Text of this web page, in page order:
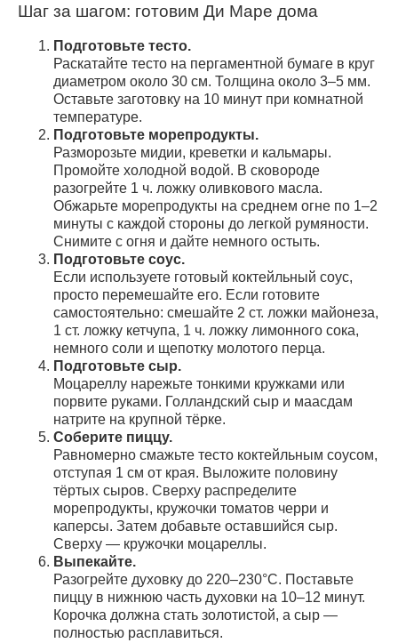
Шаг за шагом: готовим Ди Маре дома
Подготовьте тесто.
Раскатайте тесто на пергаментной бумаге в круг
диаметром около 30 см. Толщина около 3–5 мм.
Оставьте заготовку на 10 минут при комнатной
температуре.
Подготовьте морепродукты.
Разморозьте мидии, креветки и кальмары.
Промойте холодной водой. В сковороде
разогрейте 1 ч. ложку оливкового масла.
Обжарьте морепродукты на среднем огне по 1–2
минуты с каждой стороны до легкой румяности.
Снимите с огня и дайте немного остыть.
Подготовьте соус.
Если используете готовый коктейльный соус,
просто перемешайте его. Если готовите
самостоятельно: смешайте 2 ст. ложки майонеза,
1 ст. ложку кетчупа, 1 ч. ложку лимонного сока,
немного соли и щепотку молотого перца.
Подготовьте сыр.
Моцареллу нарежьте тонкими кружками или
порвите руками. Голландский сыр и маасдам
натрите на крупной тёрке.
Соберите пиццу.
Равномерно смажьте тесто коктейльным соусом,
отступая 1 см от края. Выложите половину
тёртых сыров. Сверху распределите
морепродукты, кружочки томатов черри и
каперсы. Затем добавьте оставшийся сыр.
Сверху — кружочки моцареллы.
Выпекайте.
Разогрейте духовку до 220–230°C. Поставьте
пиццу в нижнюю часть духовки на 10–12 минут.
Корочка должна стать золотистой, а сыр —
полностью расплавиться.